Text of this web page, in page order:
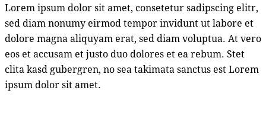
Lorem ipsum dolor sit amet, consetetur sadipscing elitr,
sed diam nonumy eirmod tempor invidunt ut labore et
dolore magna aliquyam erat, sed diam voluptua. At vero
eos et accusam et justo duo dolores et ea rebum. Stet
clita kasd gubergren, no sea takimata sanctus est Lorem
ipsum dolor sit amet.